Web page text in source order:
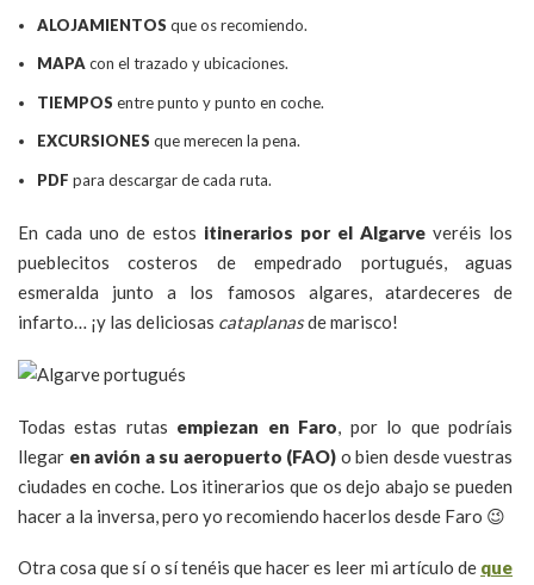
ALOJAMIENTOS que os recomiendo.
MAPA con el trazado y ubicaciones.
TIEMPOS entre punto y punto en coche.
EXCURSIONES que merecen la pena.
PDF para descargar de cada ruta.
En cada uno de estos itinerarios por el Algarve veréis los
pueblecitos costeros de empedrado portugués, aguas
esmeralda junto a los famosos algares, atardeceres de
infarto… ¡y las deliciosas cataplanasde marisco!
Todas estas rutas empiezan en Faro , por lo que podríais
llegar en avión a su aeropuerto (FAO) o bien desde vuestras
ciudades en coche. Los itinerarios que os dejo abajo se pueden
hacer a la inversa, pero yo recomiendo hacerlos desde Faro 😉
Otra cosa que sí o sí tenéis que hacer es leer mi artículo de que